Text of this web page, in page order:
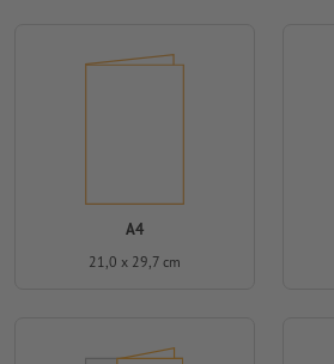
A4
21,0 x 29,7 cm